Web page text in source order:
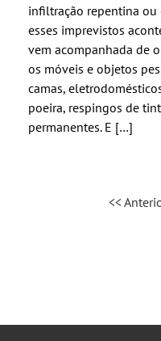
infiltração repentina ou
esses imprevistos
vem acompanhada de
os móveis e objetos
camas,
poeira, respingos de
permanentes. E […]
<<